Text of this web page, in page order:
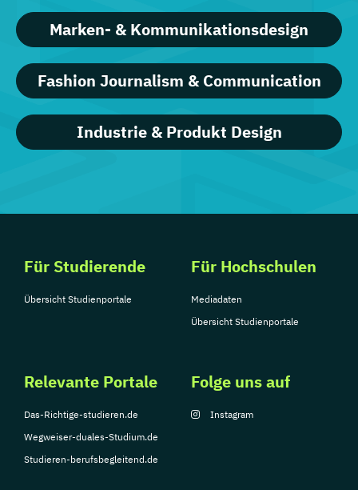
Marken- & Kommunikationsdesign
Fashion Journalism & Communication
Industrie & Produkt Design
Für Studierende
Übersicht Studienportale
Für Hochschulen
Mediadaten
Übersicht Studienportale
Relevante Portale
Das-Richtige-studieren.de
Wegweiser-duales-Studium.de
Studieren-berufsbegleitend.de
Folge uns auf
Instagram